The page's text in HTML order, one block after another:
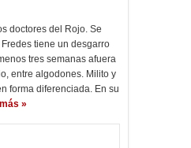
doctores del Rojo. Se
tiene un desgarro
tres semanas afuera
entre algodones. Milito y
forma diferenciada. En su
»